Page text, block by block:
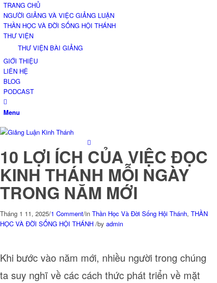
TRANG CHỦ
NGƯỜI GIẢNG VÀ VIỆC GIẢNG LUẬN
THẦN HỌC VÀ ĐỜI SỐNG HỘI THÁNH
THƯ VIỆN
THƯ VIỆN BÀI GIẢNG
GIỚI THIỆU
LIÊN HỆ
BLOG
PODCAST
Menu
10 LỢI ÍCH CỦA VIỆC ĐỌC
KINH THÁNH MỖI NGÀY
TRONG NĂM MỚI
Tháng 1 11, 2025/1 Comment/in Thần Học Và Đời Sống Hội Thánh, THẦN
HỌC VÀ ĐỜI SỐNG HỘI THÁNH /by admin
Khi bước vào năm mới, nhiều người trong chúng
ta suy nghĩ về các cách thức phát triển về mặt